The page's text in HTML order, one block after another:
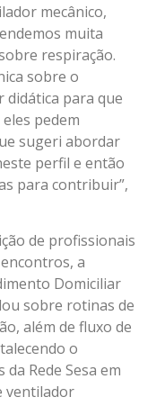
mecânico,
muita
respiração.
sobre o
didática para que
pedem
sugeri abordar
perfil e então
para contribuir”,
de profissionais
a
Domiciliar
sobre rotinas de
além de fluxo de
o
Rede Sesa em
ventilador